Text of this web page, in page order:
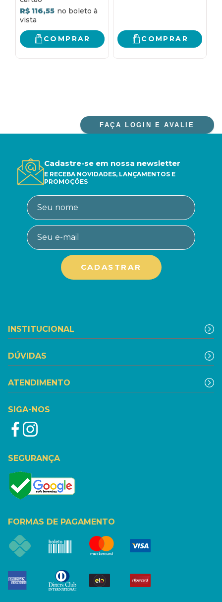
R$ 116,55
COMPRAR COMPRAR
FAÇA LOGIN E AVALIE
Cadastre-se em nossa newsletter
E RECEBA NOVIDADES, LANÇAMENTOS E
PROMOÇÕES
INSTITUCIONAL
DÚVIDAS
ATENDIMENTO
SIGA-NOS
SEGURANÇA
FORMAS DE PAGAMENTO